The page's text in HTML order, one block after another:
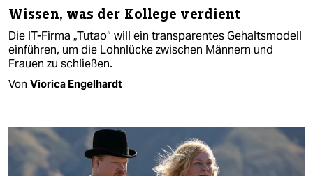
Wissen, was der Kollege verdient
Die IT-Firma „Tutao“ will ein transparentes Gehaltsmodell
einführen, um die Lohnlücke zwischen Männern und
Frauen zu schließen.
Von Viorica Engelhardt